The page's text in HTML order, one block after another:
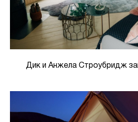
Дик и Анжела Строубридж